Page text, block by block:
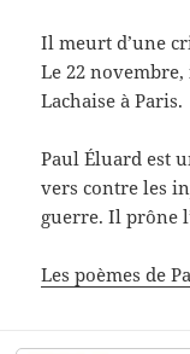
Il meurt d’une
Le 22
Lachaise à Paris.
Paul Éluard est
vers contre les
guerre. Il prône
Les poèmes de